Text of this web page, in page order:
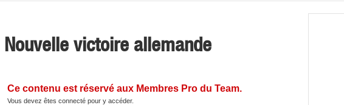
Nouvelle victoire allemande
Ce contenu est réservé aux Membres Pro du Team.
Vous devez êtes connecté pour y accéder.